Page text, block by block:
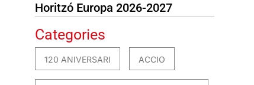
Horitzó Europa 2026-2027
Categories
120 ANIVERSARI ACCIO